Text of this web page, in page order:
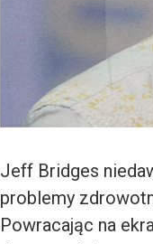
Jeff Bridges
problemy
Powracając na